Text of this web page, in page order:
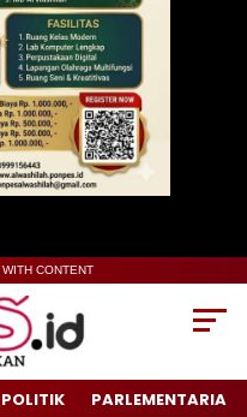
CONTENT
POLITIK PARLEMENTARIA